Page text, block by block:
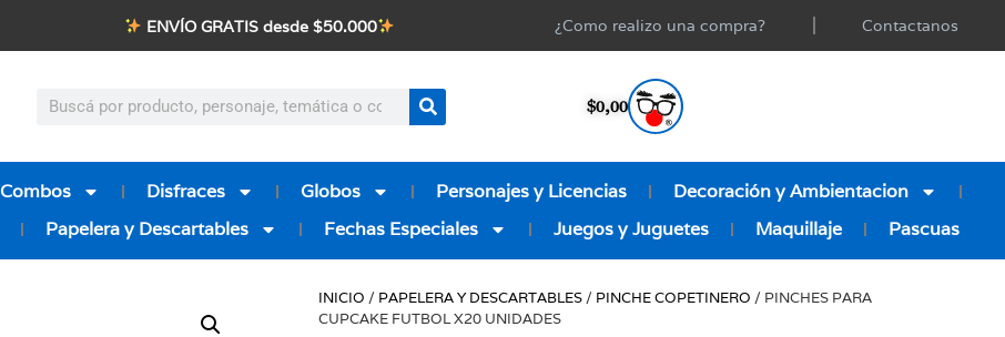
ENVÍO GRATIS desde $50.000 ¿Como realizo una compra? Contactanos
$0,00
Combos Disfraces Globos Personajes y Licencias
Decoración y Ambientacion
Papelera y Descartables Fechas Especiales Juegos y Juguetes Maquillaje Pascuas
INICIO / PAPELERA Y DESCARTABLES/ PINCHE COPETINERO / PINCHES PARA
CUPCAKE FUTBOL X20 UNIDADES